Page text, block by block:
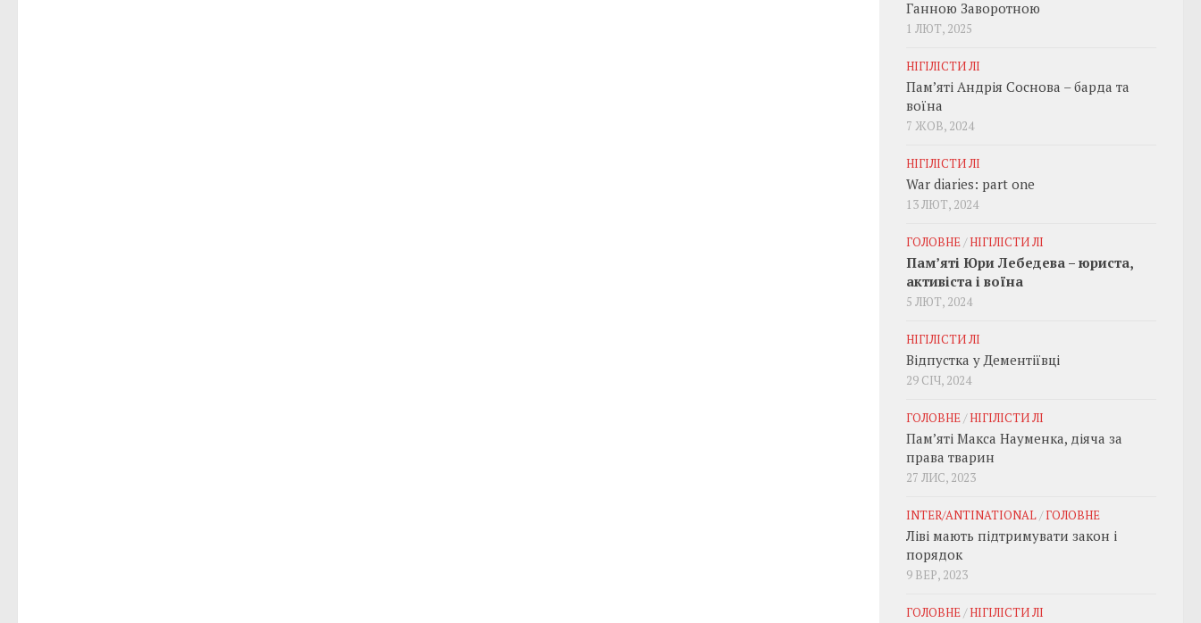
Ганною Заворотною
1 ЛЮТ, 2025
НІГІЛІСТИ ЛІ
Пам’яті Андрія Соснова – барда та
воїна
7 ЖОВ, 2024
НІГІЛІСТИ ЛІ
War diaries: part one
13 ЛЮТ, 2024
ГОЛОВНЕ/НІГІЛІСТИ ЛІ
Пам’яті Юри Лебедева – юриста,
активіста і воїна
5 ЛЮТ, 2024
НІГІЛІСТИ ЛІ
Відпустка у Дементіївці
29 СІЧ, 2024
ГОЛОВНЕ/НІГІЛІСТИ ЛІ
Пам’яті Макса Науменка, діяча за
права тварин
27 ЛИС, 2023
INTER/ANTINATIONAL/ГОЛОВНЕ
Ліві мають підтримувати закон і
порядок
9 ВЕР, 2023
ГОЛОВНЕ/НІГІЛІСТИ ЛІ